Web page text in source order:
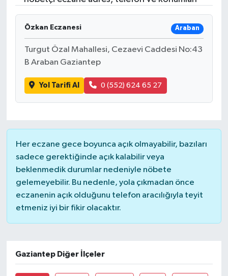
Özkan Eczanesi Araban
Turgut Özal Mahallesi, Cezaevi Caddesi No:43
B Araban Gaziantep
Yol Tarifi Al 0 (552) 624 65 27
Her eczane gece boyunca açık olmayabilir, bazıları
sadece gerektiğinde açık kalabilir veya
beklenmedik durumlar nedeniyle nöbete
gelemeyebilir. Bu nedenle, yola çıkmadan önce
eczanenin açık olduğunu telefon aracılığıyla teyit
etmeniz iyi bir fikir olacaktır.
Gaziantep Diğer İlçeler